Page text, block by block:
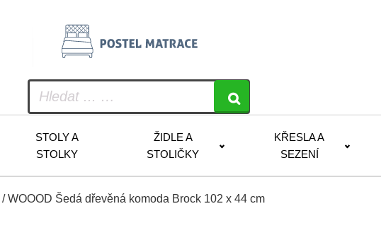
STOLY A
STOLKY
ŽIDLE A
STOLIČKY
KŘESLA A
SEZENÍ
/ WOOOD Šedá dřevěná komoda Brock 102 x 44 cm